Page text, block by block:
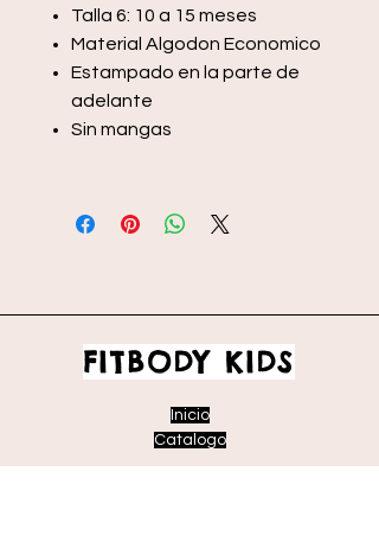
Talla 6: 10 a 15 meses
Material Algodon Economico
Estampado en la parte de
adelante
Sin mangas
FITBODY KIDS
Inicio
Catalogo